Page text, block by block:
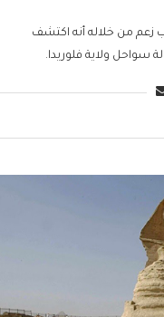
زعم من خلاله أنه اكتشف
ولاية فلوريدا.